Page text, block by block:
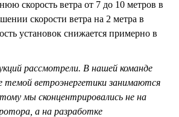
скорость ветра от 7 до 10 метров в
скорости ветра на 2 метра в
установок снижается примерно в
рассмотрели. В нашей команде
темой ветроэнергетики занимаются
мы сконцентрировались не на
а на разработке